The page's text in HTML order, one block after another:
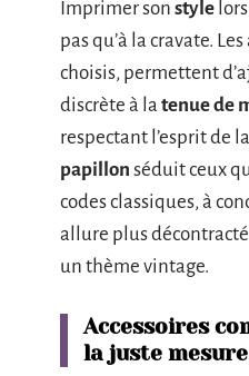
Imprimer son style
pas qu’à la cravate.
choisis, permettent
discrète à la tenue de
respectant l’esprit de
papillon séduit ceux
codes classiques, à
allure plus
un thème vintage.
Accessoires
la juste mesure